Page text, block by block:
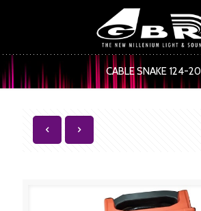
CABLE SNAKE 124-20